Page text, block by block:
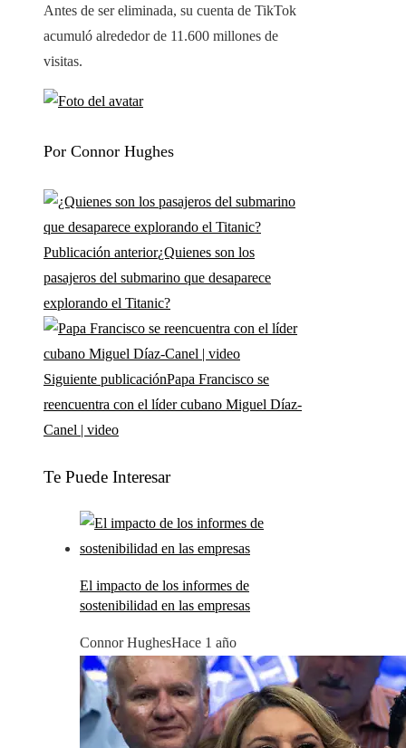
Antes de ser eliminada, su cuenta de TikTok
acumuló alrededor de 11.600 millones de
visitas.
Por Connor Hughes
Publicación anterior¿Quienes son los
pasajeros del submarino que desaparece
explorando el Titanic?
Siguiente publicaciónPapa Francisco se
reencuentra con el líder cubano Miguel Díaz-
Canel | video
Te Puede Interesar
El impacto de los informes de
sostenibilidad en las empresas
Connor HughesHace 1 año